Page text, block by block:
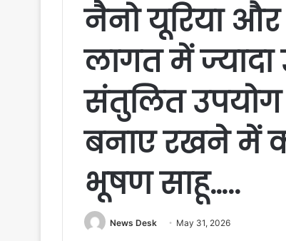
नैनो यूरिया
लागत में ज्यादा
संतुलित उपयोग
बनाए रखने में
भूषण साहू…..
News Desk May 31, 2026